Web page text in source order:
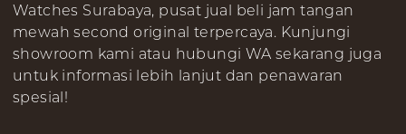
Watches Surabaya, pusat jual beli jam tangan
mewah second original terpercaya. Kunjungi
showroom kami atau hubungi WA sekarang juga
untuk informasi lebih lanjut dan penawaran
spesial!